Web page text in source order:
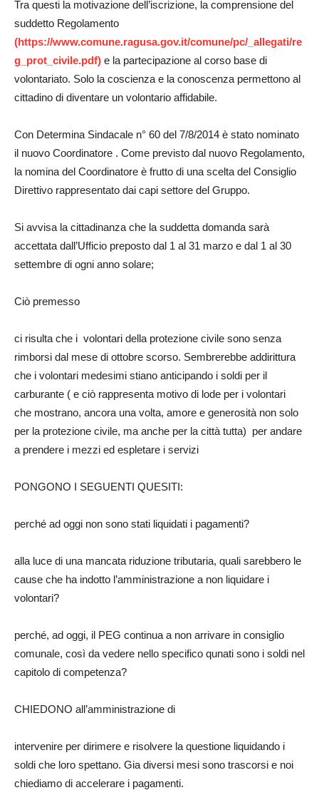
Tra questi la motivazione dell’iscrizione, la comprensione del
suddetto Regolamento
(https://www.comune.ragusa.gov.it/comune/pc/_allegati/re
g_prot_civile.pdf) e la partecipazione al corso base di
volontariato. Solo la coscienza e la conoscenza permettono al
cittadino di diventare un volontario affidabile.
Con Determina Sindacale n° 60 del 7/8/2014 è stato nominato
il nuovo Coordinatore . Come previsto dal nuovo Regolamento,
la nomina del Coordinatore è frutto di una scelta del Consiglio
Direttivo rappresentato dai capi settore del Gruppo.
Si avvisa la cittadinanza che la suddetta domanda sarà
accettata dall’Ufficio preposto dal 1 al 31 marzo e dal 1 al 30
settembre di ogni anno solare;
Ciò premesso
ci risulta che i volontari della protezione civile sono senza
rimborsi dal mese di ottobre scorso. Sembrerebbe addirittura
che i volontari medesimi stiano anticipando i soldi per il
carburante ( e ciò rappresenta motivo di lode per i volontari
che mostrano, ancora una volta, amore e generosità non solo
per la protezione civile, ma anche per la città tutta) per andare
a prendere i mezzi ed espletare i servizi
PONGONO I SEGUENTI QUESITI:
perché ad oggi non sono stati liquidati i pagamenti?
alla luce di una mancata riduzione tributaria, quali sarebbero le
cause che ha indotto l’amministrazione a non liquidare i
volontari?
perché, ad oggi, il PEG continua a non arrivare in consiglio
comunale, così da vedere nello specifico qunati sono i soldi nel
capitolo di competenza?
CHIEDONO all’amministrazione di
intervenire per dirimere e risolvere la questione liquidando i
soldi che loro spettano. Gia diversi mesi sono trascorsi e noi
chiediamo di accelerare i pagamenti.